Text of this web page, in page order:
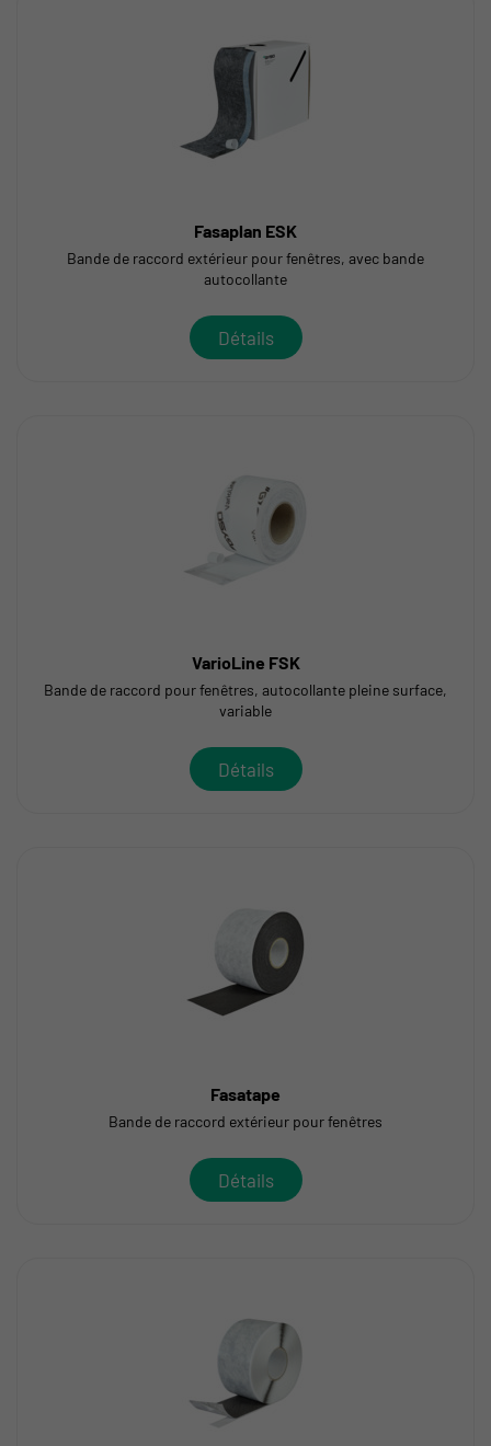
Fasaplan ESK
Bande de raccord extérieur pour fenêtres, avec bande
autocollante
Détails
VarioLine FSK
Bande de raccord pour fenêtres, autocollante pleine surface,
variable
Détails
Fasatape
Bande de raccord extérieur pour fenêtres
Détails